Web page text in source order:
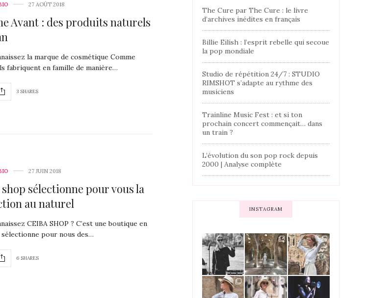
27 AOÛT 2018
Avant : des produits naturels
la marque de cosmétique Comme
fabriquent en famille de manière…
3 SHARES
27 JUIN 2018
sélectionne pour vous la
au naturel
CEIBA SHOP ? C’est une boutique en
pour nous des…
6 SHARES
The Cure par The Cure : le livre
d’archives inédites en français
Billie Eilish : l’esprit rebelle qui secoue
la pop mondiale
Studio de répétition 24/7 : STUDIO
RIMSHOT s’adapte au rythme des
musiciens
Trainline Music Fest : et si ton
prochain concert commençait… dans
un train ?
L’évolution du son pop rock depuis
2000 | Analyse complète
INSTAGRAM